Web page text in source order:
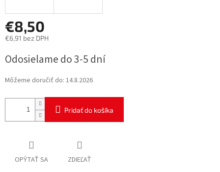
€8,50
€6,91 bez DPH
cena:
Odosielame do 3-5 dní
Môžeme doručiť do: 14.8.2026
Pridať do košíka
OPÝTAŤ SA ZDIEĽAŤ